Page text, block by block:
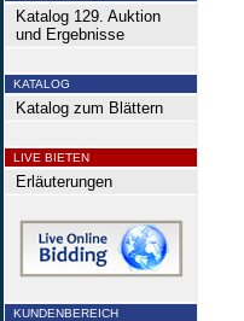
Katalog 129. Auktion
und Ergebnisse
KATALOG
Katalog zum Blättern
LIVE BIETEN
Erläuterungen
KUNDENBEREICH